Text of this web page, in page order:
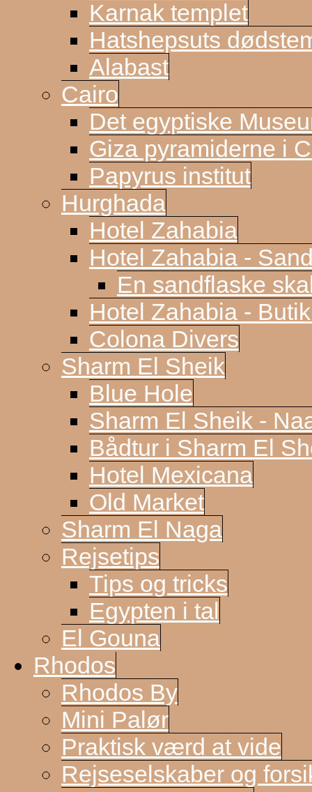
Karnak templet
Hatshepsuts
Alabast
Cairo
Det egyptiske
Giza pyramiderne i
Papyrus institut
Hurghada
Hotel Zahabia
Hotel Zahabia -
En sandflaske
Hotel Zahabia -
Colona Divers
Sharm El Sheik
Blue Hole
Sharm El Sheik -
Bådtur i Sharm El
Hotel Mexicana
Old Market
Sharm El Naga
Rejsetips
Tips og tricks
Egypten i tal
El Gouna
Rhodos
Rhodos By
Mini Palør
Praktisk værd at vide
Rejseselskaber og